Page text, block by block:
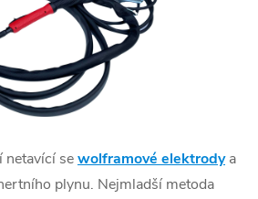
netavící sewolframové elektrodya
plynu. Nejmladší metoda